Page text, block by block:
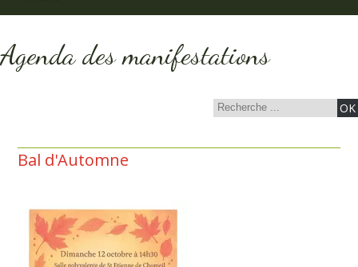
Agenda des manifestations
Bal d'Automne